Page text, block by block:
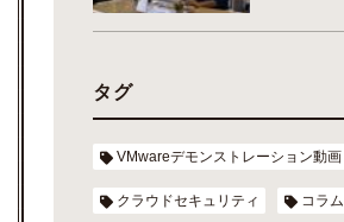
タグ
VMwareデモンストレーション動画
クラウドセキュリティ コラム